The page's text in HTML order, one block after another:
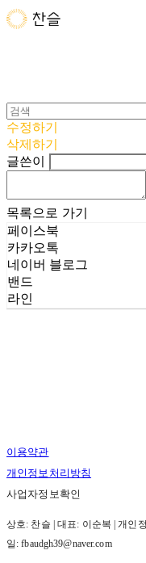
수정하기
삭제하기
글쓴이
목록으로 가기
페이스북
카카오톡
네이버 블로그
밴드
라인
이용약관
개인정보처리방침
사업자정보확인
상호: 찬슬 | 대표: 이순복 | 개인
일: fbaudgh39@naver.com